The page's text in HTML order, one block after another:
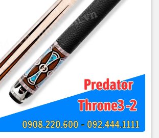
hộp trọng lượng có thể
Uni-Loc® được bán
| CÔNG NGHỆ TAY